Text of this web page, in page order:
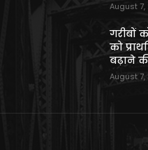
August
गरीबों
को
बढ़ाने
August